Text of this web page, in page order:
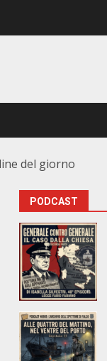
del giorno
PODCAST